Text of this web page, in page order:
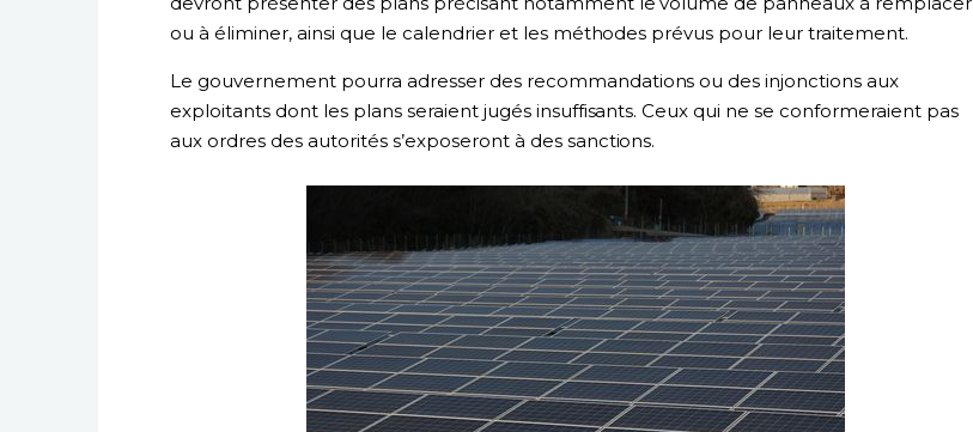
ou à éliminer, ainsi que le calendrier et les méthodes prévus pour leur traitement.
Le gouvernement pourra adresser des recommandations ou des injonctions aux
exploitants dont les plans seraient jugés insuffisants. Ceux qui ne se conformeraient pas
aux ordres des autorités s’exposeront à des sanctions.